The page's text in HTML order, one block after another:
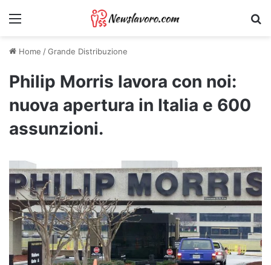
Menu
Home /Grande Distribuzione
Philip Morris lavora con noi:
nuova apertura in Italia e 600
assunzioni.